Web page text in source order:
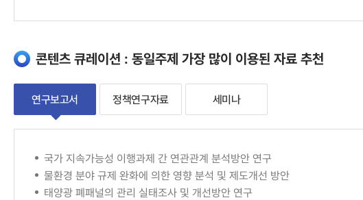
콘텐츠 큐레이션 : 동일주제 가장 많이 이용된 자료 추천
연구보고서 정책연구자료 세미나
연
구
국가 지속가능성 이행과제 간 연관관계 분석방안 연구
물환경 분야 규제 완화에 의한 영향 분석 및 제도개선 방안
태양광 폐패널의 관리 실태조사 및 개선방안 연구